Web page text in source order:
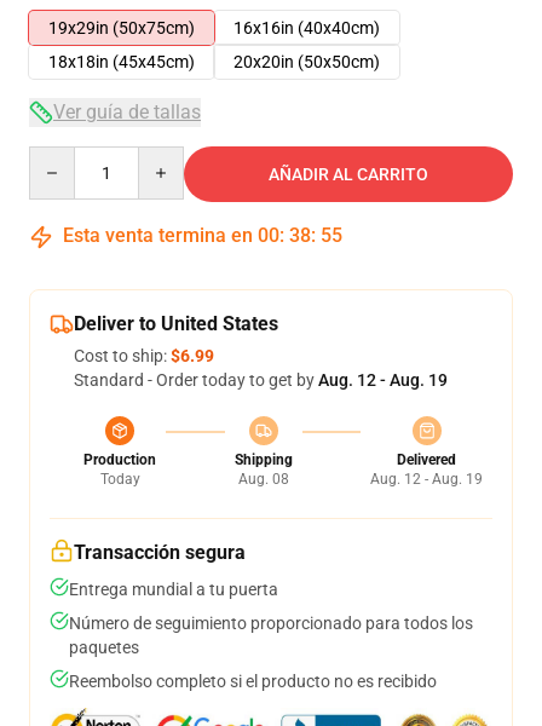
19x29in (50x75cm)
16x16in (40x40cm)
18x18in (45x45cm)
20x20in (50x50cm)
Ver guía de tallas
AÑADIR AL CARRITO
Esta venta termina en 00: 38: 55
Deliver to United States
Cost to ship:$6.99
Standard - Order today to get byAug. 12 - Aug. 19
Production
Today
Shipping
Aug. 08
Delivered
Aug. 12 - Aug. 19
Transacción segura
Entrega mundial a tu puerta
Número de seguimiento proporcionado para todos los
paquetes
Reembolso completo si el producto no es recibido